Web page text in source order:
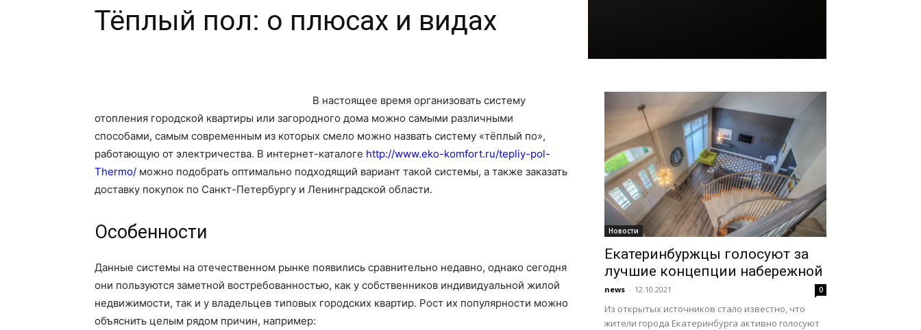
Тёплый пол: о плюсах и видах
В настоящее время организовать систему
отопления городской квартиры или загородного дома можно самыми различными
способами, самым современным из которых смело можно назвать систему «тёплый по»,
работающую от электричества. В интернет-каталоге http://www.eko-komfort.ru/tepliy-pol-
Thermo/ можно подобрать оптимально подходящий вариант такой системы, а также заказать
доставку покупок по Санкт-Петербургу и Ленинградской области.
Особенности
Данные системы на отечественном рынке появились сравнительно недавно, однако сегодня
они пользуются заметной востребованностью, как у собственников индивидуальной жилой
недвижимости, так и у владельцев типовых городских квартир. Рост их популярности можно
объяснить целым рядом причин, например:
Новости
Екатеринбуржцы голосуют за
лучшие концепции набережной
news - 12.10.2021 0
Из открытых источников стало известно, что
жители города Екатеринбурга активно голосуют